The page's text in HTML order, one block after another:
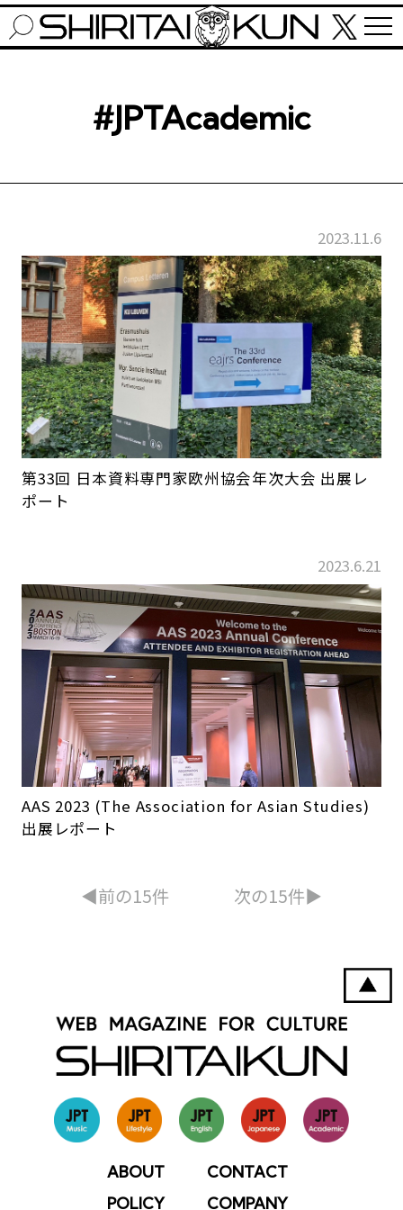
#JPTAcademic
2023.11.6
第33回 日本資料専門家欧州協会年次大会 出展レ
ポート
2023.6.21
AAS 2023 (The Association for Asian Studies)
出展レポート
◀︎前の15件 次の15件▶︎
ABOUT
CONTACT
POLICY
COMPANY